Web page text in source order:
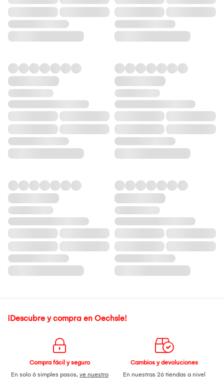
¡Descubre y compra en Oechsle!
Compra fácil y seguro
En solo 6 simples pasos, ve nuestro
Cambios y devoluciones
En nuestras 26 tiendas a nivel